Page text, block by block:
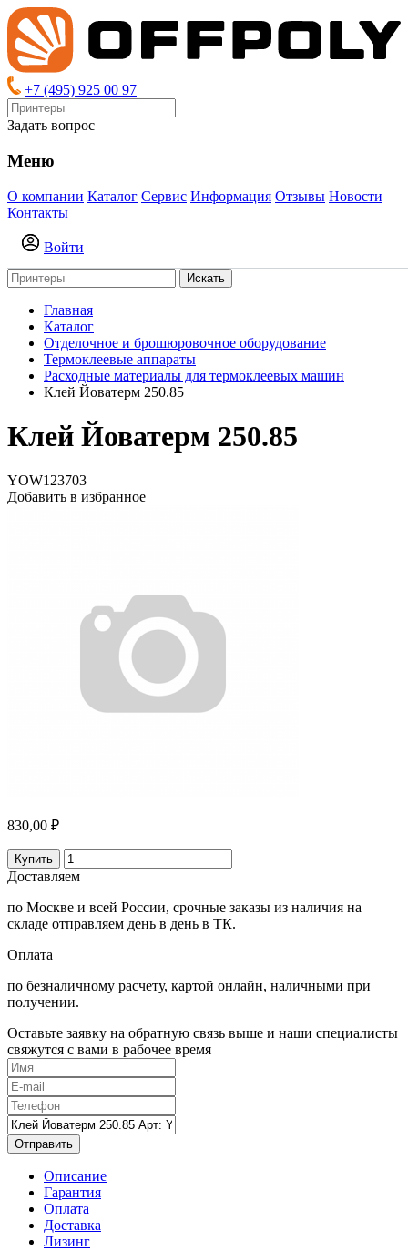
+7 (495) 925 00 97
Задать вопрос
Меню
О компании Каталог Сервис Информация Отзывы Новости
Контакты
Войти
Искать
Главная
Каталог
Отделочное и брошюровочное оборудование
Термоклеевые аппараты
Расходные материалы для термоклеевых машин
Клей Йоватерм 250.85
Клей Йоватерм 250.85
YOW123703
Добавить в избранное
830,00 ₽
Купить
Доставляем
по Москве и всей России, срочные заказы из наличия на
складе отправляем день в день в ТК.
Оплата
по безналичному расчету, картой онлайн, наличными при
получении.
Оставьте заявку на обратную связь выше и наши специалисты
свяжутся с вами в рабочее время
Отправить
Описание
Гарантия
Оплата
Доставка
Лизинг